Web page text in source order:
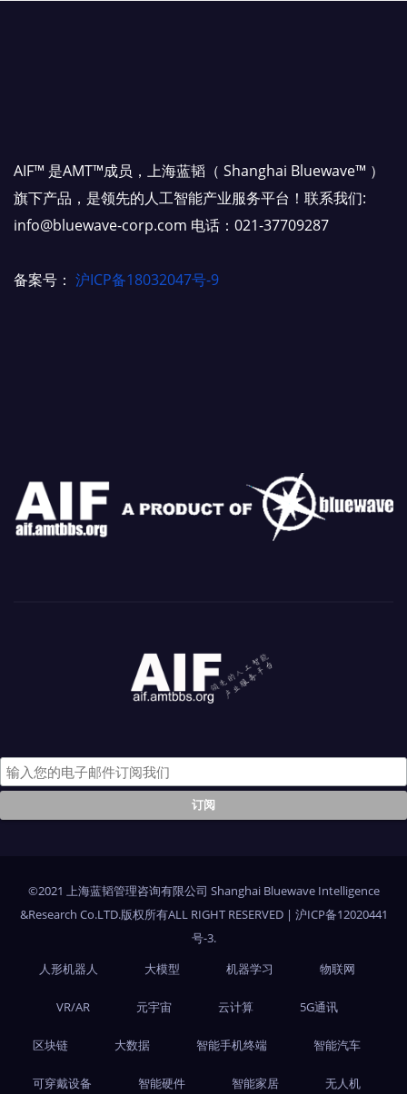
AIF™ 是AMT™成员，上海蓝韬（ Shanghai Bluewave™ ）
旗下产品，是领先的人工智能产业服务平台！联系我们:
info@bluewave-corp.com 电话：021-37709287
备案号： 沪ICP备18032047号-9
©2021 上海蓝韬管理咨询有限公司 Shanghai Bluewave Intelligence
&Research Co.LTD.版权所有ALL RIGHT RESERVED | 沪ICP备12020441
号-3.
人形机器人
大模型 机器学习 物联网
VR/AR 元宇宙 云计算 5G通讯
区块链 大数据 智能手机终端 智能汽车
可穿戴设备 智能硬件 智能家居 无人机